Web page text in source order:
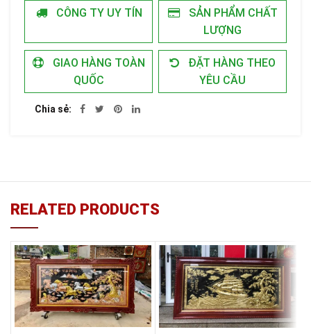
CÔNG TY UY TÍN
SẢN PHẨM CHẤT
LƯỢNG
GIAO HÀNG TOÀN
QUỐC
ĐẶT HÀNG THEO
YÊU CẦU
Chia sẻ
RELATED PRODUCTS